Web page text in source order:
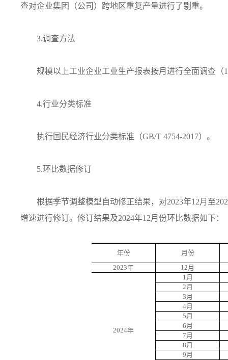
查对企业集团（公司）跨地区重复产量进行了剔重。
3.调查方法
规模以上工业企业工业生产报表按月进行全面调查（
4.行业分类标准
执行国民经济行业分类标准（GB/T 4754-2017）。
5.环比数据修订
根据季节调整模型自动修正结果，对2023年12月至
增速进行修订。修订结果及2024年12月份环比数据如下：
年份
月份
2023年
12月
2024年
1月
2月
3月
4月
5月
6月
7月
8月
9月